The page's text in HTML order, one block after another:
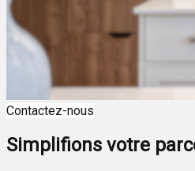
Contactez-nous
Simplifions votre